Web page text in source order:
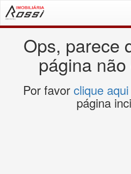
Ops, parece
página não
Por favor clique aqui
página